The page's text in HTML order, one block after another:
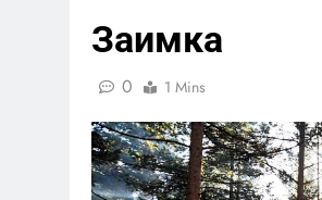
Заимка
0 1 Mins